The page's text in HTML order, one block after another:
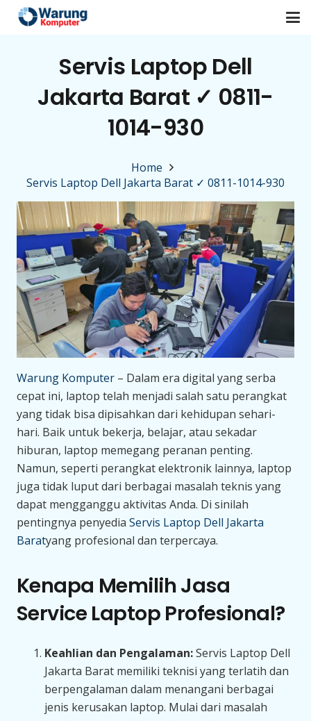
Servis Laptop Dell
Jakarta Barat ✓ 0811-
1014-930
Home
Servis Laptop Dell Jakarta Barat ✓ 0811-1014-930
Warung Komputer – Dalam era digital yang serba
cepat ini, laptop telah menjadi salah satu perangkat
yang tidak bisa dipisahkan dari kehidupan sehari-
hari. Baik untuk bekerja, belajar, atau sekadar
hiburan, laptop memegang peranan penting.
Namun, seperti perangkat elektronik lainnya, laptop
juga tidak luput dari berbagai masalah teknis yang
dapat mengganggu aktivitas Anda. Di sinilah
pentingnya penyedia Servis Laptop Dell Jakarta
Baratyang profesional dan terpercaya.
Kenapa Memilih Jasa
Service Laptop Profesional?
Keahlian dan Pengalaman:Servis Laptop Dell
Jakarta Barat memiliki teknisi yang terlatih dan
berpengalaman dalam menangani berbagai
jenis kerusakan laptop. Mulai dari masalah